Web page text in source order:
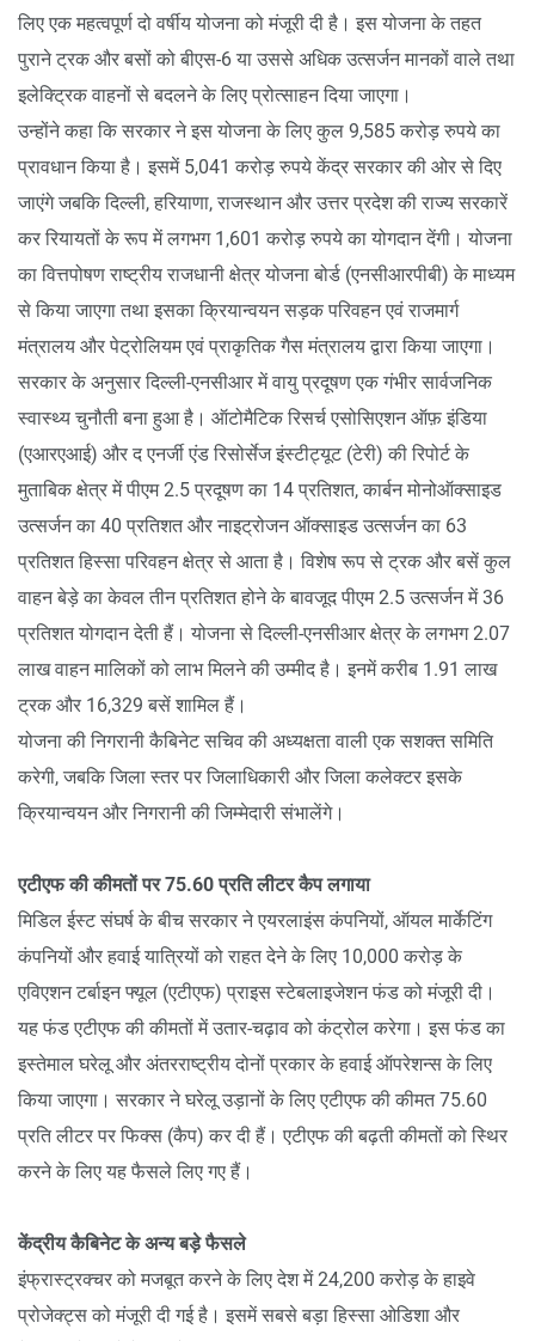
लिए एक महत्वपूर्ण दो वर्षीय योजना को मंजूरी दी है। इस योजना के तहत
पुराने ट्रक और बसों को बीएस-6 या उससे अधिक उत्सर्जन मानकों वाले तथा
इलेक्ट्रिक वाहनों से बदलने के लिए प्रोत्साहन दिया जाएगा।
उन्होंने कहा कि सरकार ने इस योजना के लिए कुल 9,585 करोड़ रुपये का
प्रावधान किया है। इसमें 5,041 करोड़ रुपये केंद्र सरकार की ओर से दिए
जाएंगे जबकि दिल्ली, हरियाणा, राजस्थान और उत्तर प्रदेश की राज्य सरकारें
कर रियायतों के रूप में लगभग 1,601 करोड़ रुपये का योगदान देंगी। योजना
का वित्तपोषण राष्ट्रीय राजधानी क्षेत्र योजना बोर्ड (एनसीआरपीबी) के माध्यम
से किया जाएगा तथा इसका क्रियान्वयन सड़क परिवहन एवं राजमार्ग
मंत्रालय और पेट्रोलियम एवं प्राकृतिक गैस मंत्रालय द्वारा किया जाएगा।
सरकार के अनुसार दिल्ली-एनसीआर में वायु प्रदूषण एक गंभीर सार्वजनिक
स्वास्थ्य चुनौती बना हुआ है। ऑटोमैटिक रिसर्च एसोसिएशन ऑफ़ इंडिया
(एआरएआई) और द एनर्जी एंड रिसोर्सेज इंस्टीट्यूट (टेरी) की रिपोर्ट के
मुताबिक क्षेत्र में पीएम 2.5 प्रदूषण का 14 प्रतिशत, कार्बन मोनोऑक्साइड
उत्सर्जन का 40 प्रतिशत और नाइट्रोजन ऑक्साइड उत्सर्जन का 63
प्रतिशत हिस्सा परिवहन क्षेत्र से आता है। विशेष रूप से ट्रक और बसें कुल
वाहन बेड़े का केवल तीन प्रतिशत होने के बावजूद पीएम 2.5 उत्सर्जन में 36
प्रतिशत योगदान देती हैं। योजना से दिल्ली-एनसीआर क्षेत्र के लगभग 2.07
लाख वाहन मालिकों को लाभ मिलने की उम्मीद है। इनमें करीब 1.91 लाख
ट्रक और 16,329 बसें शामिल हैं।
योजना की निगरानी कैबिनेट सचिव की अध्यक्षता वाली एक सशक्त समिति
करेगी, जबकि जिला स्तर पर जिलाधिकारी और जिला कलेक्टर इसके
क्रियान्वयन और निगरानी की जिम्मेदारी संभालेंगे।
एटीएफ की कीमतों पर 75.60 प्रति लीटर कैप लगाया
मिडिल ईस्ट संघर्ष के बीच सरकार ने एयरलाइंस कंपनियों, ऑयल मार्केटिंग
कंपनियों और हवाई यात्रियों को राहत देने के लिए 10,000 करोड़ के
एविएशन टर्बाइन फ्यूल (एटीएफ) प्राइस स्टेबलाइजेशन फंड को मंजूरी दी।
यह फंड एटीएफ की कीमतों में उतार-चढ़ाव को कंट्रोल करेगा। इस फंड का
इस्तेमाल घरेलू और अंतरराष्ट्रीय दोनों प्रकार के हवाई ऑपरेशन्स के लिए
किया जाएगा। सरकार ने घरेलू उड़ानों के लिए एटीएफ की कीमत 75.60
प्रति लीटर पर फिक्स (कैप) कर दी हैं। एटीएफ की बढ़ती कीमतों को स्थिर
करने के लिए यह फैसले लिए गए हैं।
केंद्रीय कैबिनेट के अन्य बड़े फैसले
इंफ्रास्ट्रक्चर को मजबूत करने के लिए देश में 24,200 करोड़ के हाइवे
प्रोजेक्ट्स को मंजूरी दी गई है। इसमें सबसे बड़ा हिस्सा ओडिशा और